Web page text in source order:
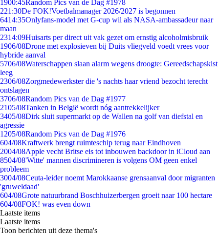
1900:45Random Pics van de Dag #1978
221:30De FOK!Voetbalmanager 2026/2027 is begonnen
6414:35Onlyfans-model met G-cup wil als NASA-ambassadeur naar
maan
2314:09Huisarts per direct uit vak gezet om ernstig alcoholmisbruik
1906/08Drone met explosieven bij Duits vliegveld voedt vrees voor
hybride aanval
5706/08Waterschappen slaan alarm wegens droogte: Gereedschapskist
leeg
2306/08Zorgmedewerkster die 's nachts haar vriend bezocht terecht
ontslagen
3706/08Random Pics van de Dag #1977
2105/08Tanken in België wordt nóg aantrekkelijker
3405/08Dirk sluit supermarkt op de Wallen na golf van diefstal en
agressie
1205/08Random Pics van de Dag #1976
604/08Kraftwerk brengt ruimteschip terug naar Eindhoven
2004/08Apple vecht Britse eis tot inbouwen backdoor in iCloud aan
8504/08'Witte' mannen discrimineren is volgens OM geen enkel
probleem
3004/08Ceuta-leider noemt Marokkaanse grensaanval door migranten
'gruweldaad'
604/08Grote natuurbrand Boschhuizerbergen groeit naar 100 hectare
604/08FOK! was even down
Laatste items
Laatste items
Toon berichten uit deze thema's